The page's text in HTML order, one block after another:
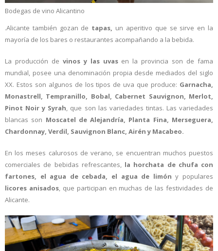
Bodegas de vino Alicantino
.Alicante también gozan de tapas, un aperitivo que se sirve en la
mayoría de los bares o restaurantes acompañando a la bebida.
La producción de vinos y las uvasen la provincia son de fama
mundial, posee una denominación propia desde mediados del siglo
XX. Estos son algunos de los tipos de uva que produce: Garnacha,
Monastrell, Tempranillo, Bobal, Cabernet Sauvignon, Merlot,
Pinot Noir y Syrah, que son las variedades tintas. Las variedades
blancas son Moscatel de Alejandría, Planta Fina, Merseguera,
Chardonnay, Verdil, Sauvignon Blanc, Airén y Macabeo.
En los meses calurosos de verano, se encuentran muchos puestos
comerciales de bebidas refrescantes, la horchata de chufa con
fartones, el agua de cebada, el agua de limóny populares
licores anisados, que participan en muchas de las festividades de
Alicante.